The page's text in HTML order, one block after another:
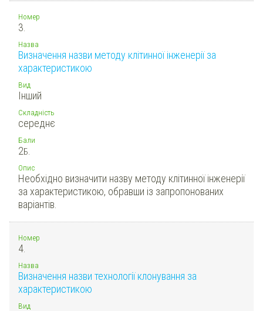
Номер
3.
Назва
Визначення назви методу клітинної інженерії за
характеристикою
Вид
Інший
Складність
середнє
Бали
2Б.
Опис
Необхідно визначити назву методу клітинної інженерії
за характеристикою, обравши із запропонованих
варіантів.
Номер
4.
Назва
Визначення назви технології клонування за
характеристикою
Вид